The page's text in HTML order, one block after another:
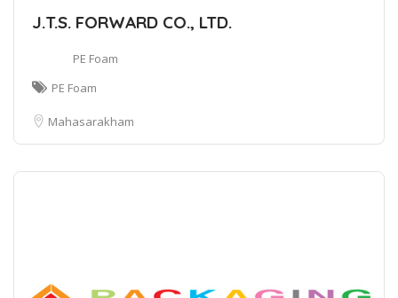
J.T.S. FORWARD CO., LTD.
PE Foam
PE Foam
Mahasarakham